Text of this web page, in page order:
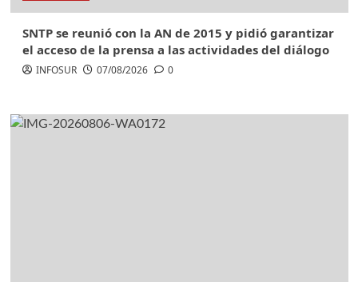
SNTP se reunió con la AN de 2015 y pidió garantizar
el acceso de la prensa a las actividades del diálogo
INFOSUR 07/08/2026 0